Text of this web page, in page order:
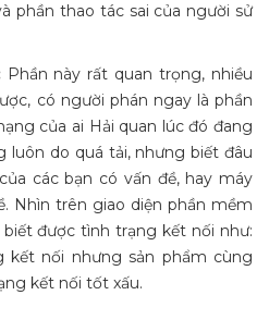
phần thao tác sai của người sử
Phần này rất quan trọng, nhiều
có người phán ngay là phần
của ai Hải quan lúc đó đang
luôn do quá tải, nhưng biết đâu
các bạn có vấn đề, hay máy
Nhìn trên giao diện phần mềm
được tình trạng kết nối như:
kết nối nhưng sản phẩm cùng
kết nối tốt xấu.